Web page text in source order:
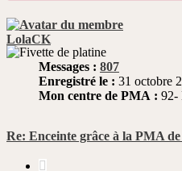
LolaCK
Messages : 807
Enregistré le : 31 octobre
Mon centre de PMA : 92-
Re: Enceinte grâce à la PMA